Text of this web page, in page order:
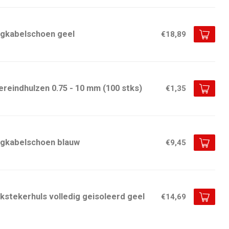
geel €18,89
0.75 - 10 mm (100 stks) €1,35
blauw €9,45
volledig geisoleerd geel €14,69